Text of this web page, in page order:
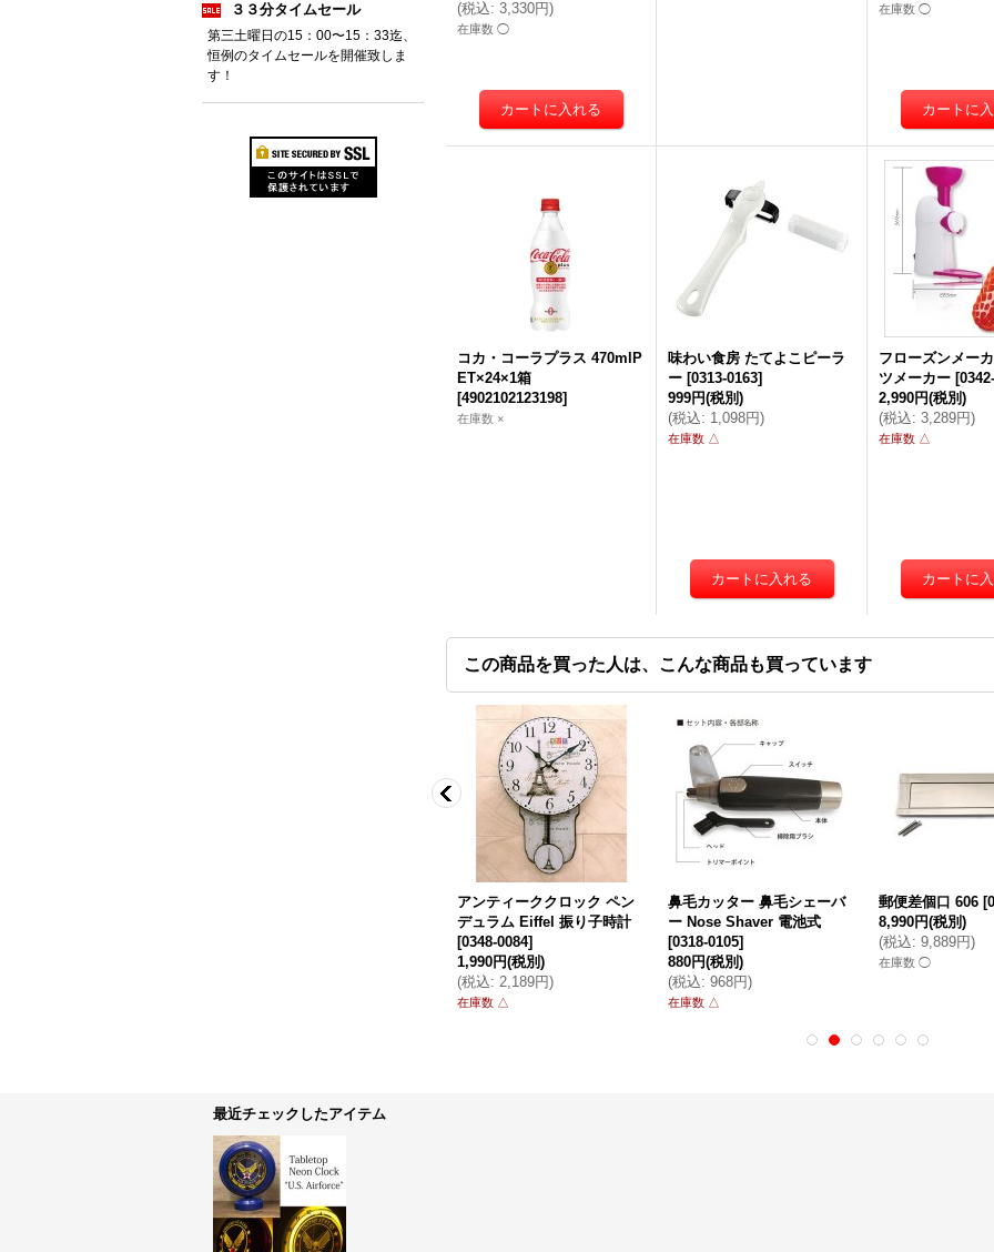
３３分タイムセール
第三土曜日の15：00〜15：33迄、
恒例のタイムセールを開催致しま
す！
(税込: 3,330円)
在庫数 ◯
在庫数 ◯
コカ・コーラプラス 470mlP
ET×24×1箱
[4902102123198]
在庫数 ×
味わい食房 たてよこピーラ
ー [0313-0163]
999円(税別)
(税込: 1,098円)
在庫数 △
フローズンメー
ツメーカー [
2,990円(税別)
(税込: 3,289円)
在庫数 △
この商品を買った人は、こんな商品も買っています
アンティーククロック ペン
デュラム Eiffel 振り子時計
[0348-0084]
1,990円(税別)
(税込: 2,189円)
在庫数 △
鼻毛カッター 鼻毛シェーバ
ー Nose Shaver 電池式
[0318-0105]
880円(税別)
(税込: 968円)
在庫数 △
郵便差個口 606 [
8,990円(税別)
(税込: 9,889円)
在庫数 ◯
最近チェックしたアイテム